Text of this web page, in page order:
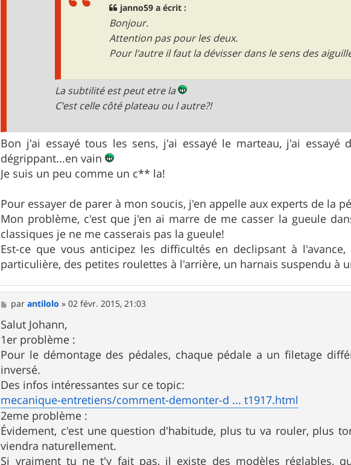
janno59 a écrit :
Bonjour.
Attention pas pour les deux.
Pour l'autre il faut la dévisser dans le sens des
La subtilité est peut etre la
C'est celle côté plateau ou l autre?!
Bon j'ai essayé tous les sens, j'ai essayé le marteau, j'ai
dégrippant...en vain
Je suis un peu comme un c** la!
Pour essayer de parer à mon soucis, j'en appelle aux experts de la
Mon problème, c'est que j'en ai marre de me casser la gueule
classiques je ne me casserais pas la gueule!
Est-ce que vous anticipez les difficultés en declipsant à
particulière, des petites roulettes à l'arrière, un harnais suspendu à
M
e
s
s
a
g
e
parantilolo »02 févr. 2015, 21:03
Salut Johann,
1er problème :
Pour le démontage des pédales, chaque pédale a un filetage
inversé.
Des infos intéressantes sur ce topic:
mecanique-entretiens/comment-demonter-d ... t1917.html
2eme problème :
Évidement, c'est une question d'habitude, plus tu va rouler, plus
viendra naturellement.
Si vraiment tu ne t'y fait pas, il existe des modèles réglables,